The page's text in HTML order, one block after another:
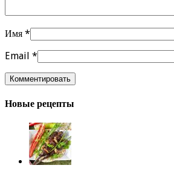
Имя *
Email *
Новые рецепты